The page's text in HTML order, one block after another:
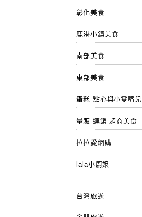
彰化美食
鹿港小鎮美食
南部美食
東部美食
蛋糕 點心與小零嘴兒
量販 連鎖 超商美食
拉拉愛網購
lala小廚娘
台灣旅遊